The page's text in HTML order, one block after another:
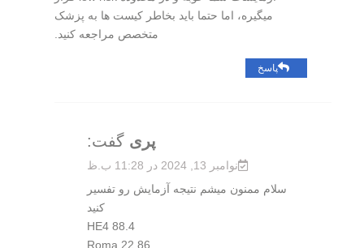
میگیره، اما حتما باید بخاطر کیست ها به پزشک
متخصص مراجعه کنید.
پاسخ
پری گفت:
نوامبر 13, 2024 در 11:28 ب.ظ
سلام ممنون میشم نتیجه آزمایش رو تفسیر
کنید
HE4 88.4
Roma 22.86